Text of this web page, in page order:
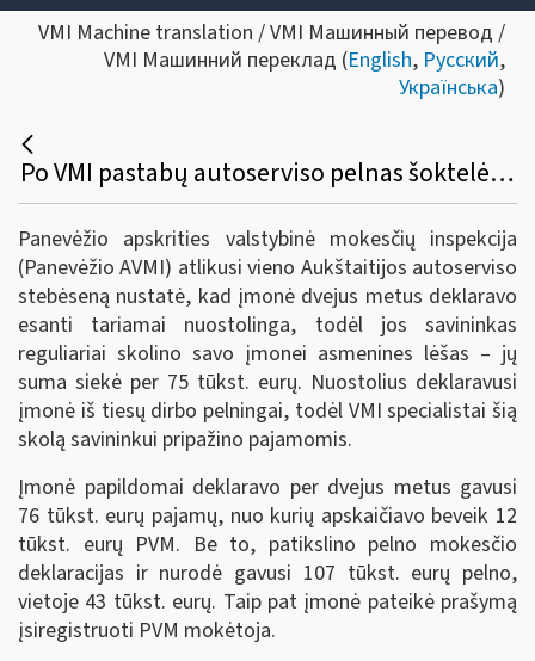
VMI Machine translation / VMI Машинный перевод /
VMI Машинний переклад (English, Русский,
Українська)
Po VMI pastabų autoserviso pelnas šoktelėjo dvigubai
Panevėžio apskrities valstybinė mokesčių inspekcija
(Panevėžio AVMI) atlikusi vieno Aukštaitijos autoserviso
stebėseną nustatė, kad įmonė dvejus metus deklaravo
esanti tariamai nuostolinga, todėl jos savininkas
reguliariai skolino savo įmonei asmenines lėšas – jų
suma siekė per 75 tūkst. eurų. Nuostolius deklaravusi
įmonė iš tiesų dirbo pelningai, todėl VMI specialistai šią
skolą savininkui pripažino pajamomis.
Įmonė papildomai deklaravo per dvejus metus gavusi
76 tūkst. eurų pajamų, nuo kurių apskaičiavo beveik 12
tūkst. eurų PVM. Be to, patikslino pelno mokesčio
deklaracijas ir nurodė gavusi 107 tūkst. eurų pelno,
vietoje 43 tūkst. eurų. Taip pat įmonė pateikė prašymą
įsiregistruoti PVM mokėtoja.